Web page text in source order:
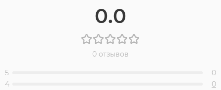
0.0
0 отзывов
5
0
4
0